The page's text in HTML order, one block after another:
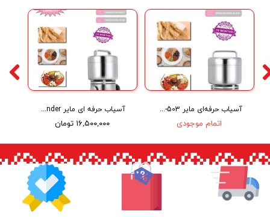
آسیاب حرفه ای مایر Maier 504 Professional Coffee Grinder
۱۶,۵۰۰,۰۰۰ تومان
آسیاب حرفه‌ای مایر Maier Professional Grinder MR-503
اتمام موجودی